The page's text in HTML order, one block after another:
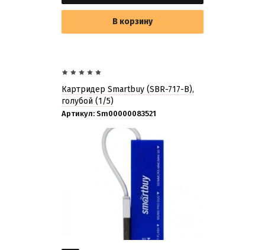
В корзину
Картридер Smartbuy (SBR-717-B),
голубой (1/5)
Артикул: Sm00000083521